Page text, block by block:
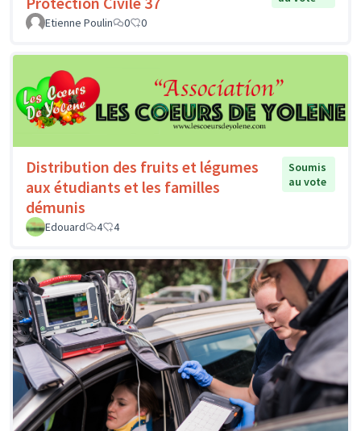
Etienne Poulin
0 0
Distribution des fruits et légumes
aux étudiants et les familles
démunis
Soumis
au vote
Edouard 4 4